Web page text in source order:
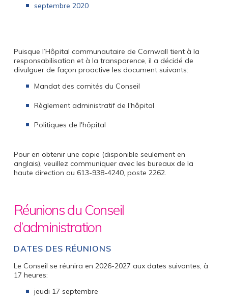
septembre 2020
Puisque l’Hôpital communautaire de Cornwall tient à la
responsabilisation et à la transparence, il a décidé de
divulguer de façon proactive les document suivants:
Mandat des comités du Conseil
Règlement administratif de l'hôpital
Politiques de l'hôpital
Pour en obtenir une copie (disponible seulement en
anglais), veuillez communiquer avec les bureaux de la
haute direction au 613-938-4240, poste 2262.
Réunions du Conseil
d’administration
DATES DES RÉUNIONS
Le Conseil se réunira en 2026-2027 aux dates suivantes, à
17 heures:
jeudi 17 septembre